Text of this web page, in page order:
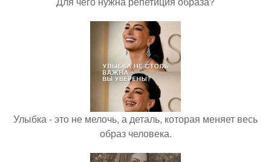
Улыбка - это не мелочь, а деталь, которая меняет весь
образ человека.